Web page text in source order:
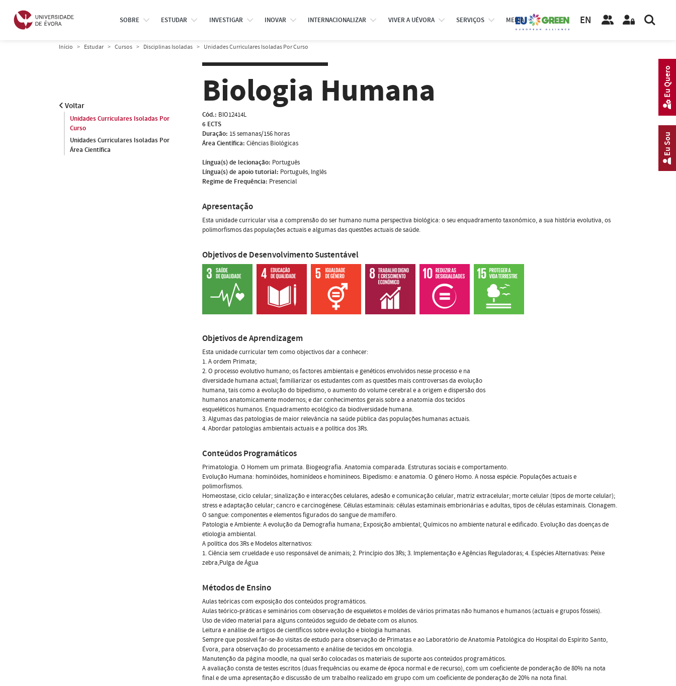
SOBRE ESTUDAR INVESTIGAR INOVAR INTERNACIONALIZAR VIVER A UÉVORA SERVIÇOS MEDIA EN
Início Estudar Cursos Disciplinas Isoladas Unidades Curriculares Isoladas Por Curso
Voltar
Unidades Curriculares Isoladas Por
Curso
Unidades Curriculares Isoladas Por
Área Científica
Biologia Humana
Cód.: BIO12414L
6 ECTS
Duração: 15 semanas/156 horas
Área Científica: Ciências Biológicas
Língua(s) de lecionação: Português
Língua(s) de apoio tutorial: Português, Inglês
Regime de Frequência: Presencial
Apresentação
Esta unidade curricular visa a comprensão do ser humano numa perspectiva biológica: o seu enquadramento taxonómico, a sua história evolutiva, os
polimorfismos das populações actuais e algumas das questões actuais de saúde.
Objetivos de Desenvolvimento Sustentável
Objetivos de Aprendizagem
Esta unidade curricular tem como objectivos dar a conhecer:
1. A ordem Primata;
2. O processo evolutivo humano; os factores ambientais e genéticos envolvidos nesse processo e na
diversidade humana actual; familiarizar os estudantes com as questões mais controversas da evolução
humana, tais como a evolução do bipedismo, o aumento do volume cerebral e a origem e dispersão dos
humanos anatomicamente modernos; e dar conhecimentos gerais sobre a anatomia dos tecidos
esqueléticos humanos. Enquadramento ecológico da biodiversidade humana.
3. Algumas das patologias de maior relevância na saúde pública das populações humanas actuais.
4. Abordar patologias ambientais actuais e a política dos 3Rs.
Conteúdos Programáticos
Primatologia. O Homem um primata. Biogeografia. Anatomia comparada. Estruturas sociais e comportamento.
Evolução Humana: hominóides, hominídeos e hominíneos. Bipedismo: e anatomia. O género Homo. A nossa espécie. Populações actuais e
polimorfismos.
Homeostase, ciclo celular; sinalização e interacções celulares, adesão e comunicação celular, matriz extracelular; morte celular (tipos de morte celular);
stress e adaptação celular; cancro e carcinogénese. Células estaminais: células estaminais embrionárias e adultas, tipos de células estaminais. Clonagem.
O sangue: componentes e elementos figurados do sangue de mamífero.
Patologia e Ambiente: A evolução da Demografia humana; Exposição ambiental; Químicos no ambiente natural e edificado. Evolução das doenças de
etiologia ambiental.
A política dos 3Rs e Modelos alternativos:
1. Ciência sem crueldade e uso responsável de animais; 2. Princípio dos 3Rs; 3. Implementação e Agências Reguladoras; 4. Espécies Alternativas: Peixe
zebra,Pulga de Água
Métodos de Ensino
Aulas teóricas com exposição dos conteúdos programáticos.
Aulas teórico-práticas e seminários com observação de esqueletos e moldes de vários primatas não humanos e humanos (actuais e grupos fósseis).
Uso de vídeo material para alguns conteúdos seguido de debate com os alunos.
Leitura e análise de artigos de científicos sobre evolução e biologia humanas.
Sempre que possível far-se-ão visitas de estudo para observação de Primatas e ao Laboratório de Anatomia Patológica do Hospital do Espírito Santo,
Évora, para observação do processamento e análise de tecidos em oncologia.
Manutenção da página moodle, na qual serão colocadas os materiais de suporte aos conteúdos programáticos.
A avaliação consta de testes escritos (duas frequências ou exame de época normal e de recurso), com um coeficiente de ponderação de 80% na nota
final e de uma apresentação e discussão de um trabalho realizado em grupo com um coeficiente de ponderação de 20% na nota final.
Eu Sou
Eu Quero